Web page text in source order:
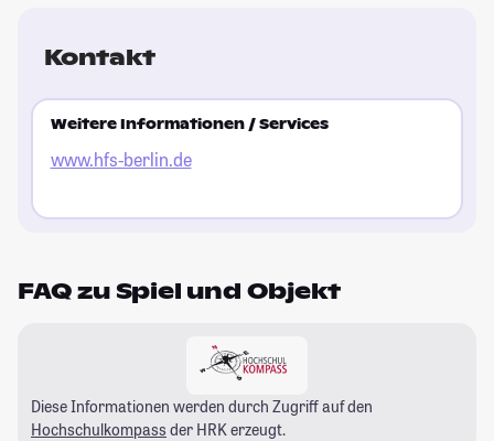
Kontakt
Weitere Informationen / Services
www.hfs-berlin.de
FAQ zu Spiel und Objekt
Diese Informationen werden durch Zugriff auf den
Hochschulkompass der HRK erzeugt.